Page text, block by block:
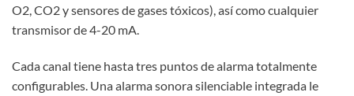
O2, CO2 y sensores de gases tóxicos), así como cualquier
transmisor de 4-20 mA.
Cada canal tiene hasta tres puntos de alarma totalmente
configurables. Una alarma sonora silenciable integrada le